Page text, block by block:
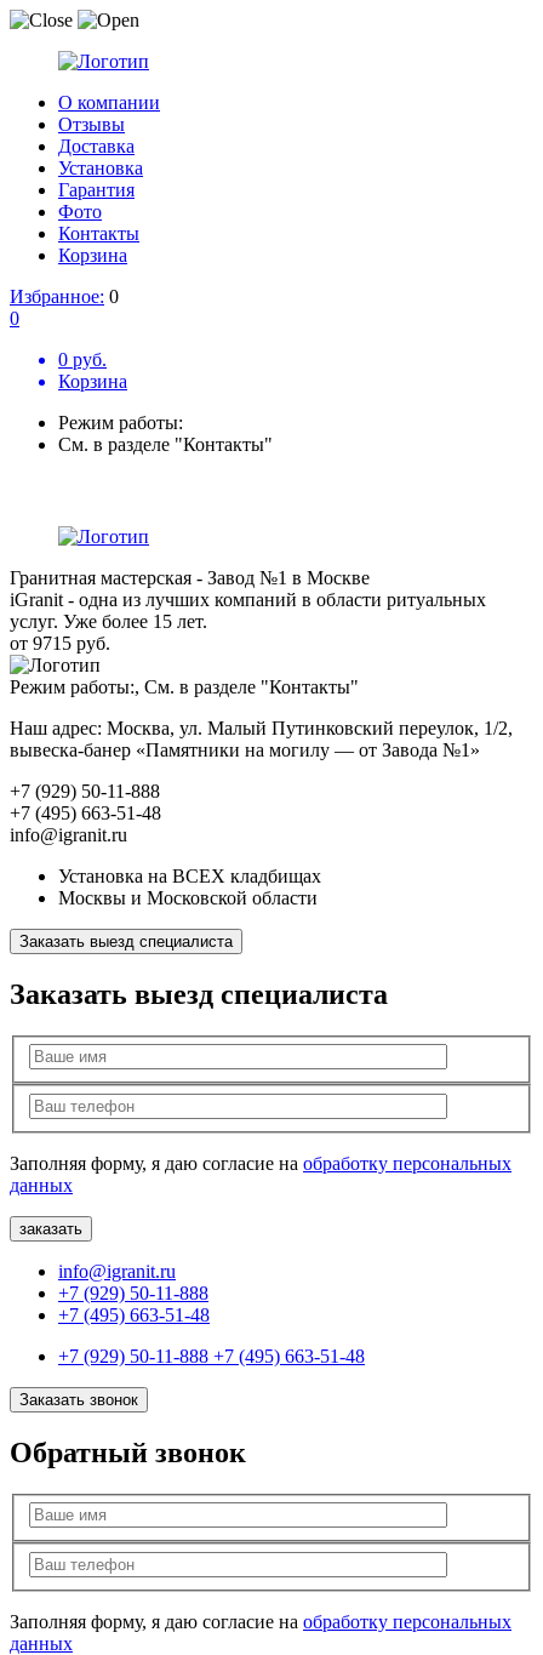
О компании
Отзывы
Доставка
Установка
Гарантия
Фото
Контакты
Корзина
Избранное: 0
0
0 руб.
Корзина
Режим работы:
См. в разделе "Контакты"
Гранитная мастерская - Завод №1 в Москве
iGranit - одна из лучших компаний в области ритуальных
услуг. Уже более 15 лет.
от 9715 руб.
Режим работы:, См. в разделе "Контакты"
Наш адрес: Москва, ул. Малый Путинковский переулок, 1/2,
вывеска-банер «Памятники на могилу — от Завода №1»
+7 (929) 50-11-888
+7 (495) 663-51-48
info@igranit.ru
Установка на ВСЕХ кладбищах
Москвы и Московской области
Заказать выезд специалиста
Заказать выезд специалиста
Заполняя форму, я даю согласие на обработку персональных
данных
info@igranit.ru
+7 (929) 50-11-888
+7 (495) 663-51-48
+7 (929) 50-11-888 +7 (495) 663-51-48
Заказать звонок
Обратный звонок
Заполняя форму, я даю согласие на обработку персональных
данных